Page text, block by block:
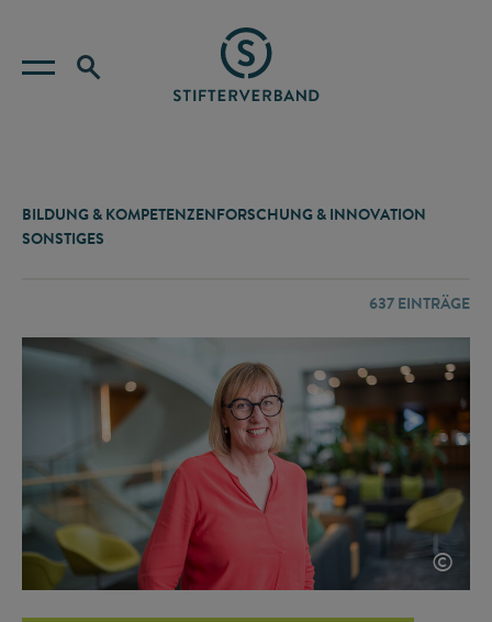
BILDUNG & KOMPETENZENFORSCHUNG & INNOVATION
SONSTIGES
637 EINTRÄGE
©